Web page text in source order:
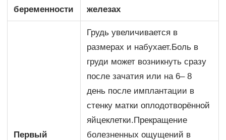
беременности
железах
Первый
Грудь увеличивается в
размерах и набухает.Боль в
груди может возникнуть сразу
после зачатия или на 6– 8
день после имплантации в
стенку матки оплодотворённой
яйцеклетки.Прекращение
болезненных ощущений в